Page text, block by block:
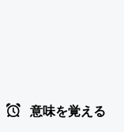
意味を覚える